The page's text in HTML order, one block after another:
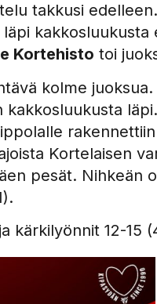
takkusi
läpi kakkosluukusta
Kortehisto toi
kolme
kakkosluukusta läpi.
Kortelaisen
pesät. Nihkeän
kärkilyönnit 12-15